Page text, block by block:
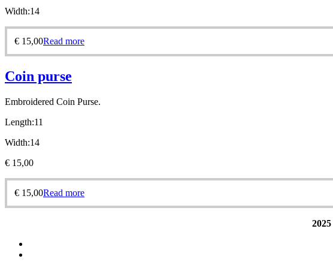
Width:14
€ 15,00Read more
Coin purse
Embroidered Coin Purse.
Length:11
Width:14
€ 15,00
€ 15,00Read more